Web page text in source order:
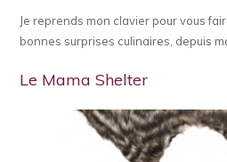
Je reprends mon clavier pour vous
bonnes surprises culinaires, depuis
Le Mama Shelter